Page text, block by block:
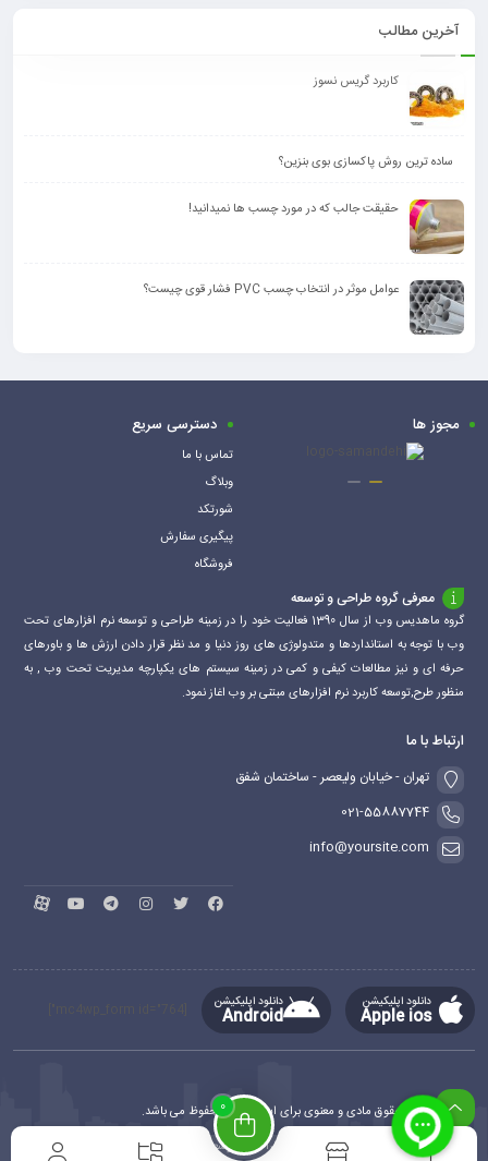
آخرین مطالب
کاربرد گریس نسوز
ساده ترین روش پاکسازی بوی بنزین؟
حقیقت جالب که در مورد چسب ها نمیدانید!
عوامل موثر در انتخاب چسب PVC فشار قوی چیست؟
0
مجوز ها دسترسی سریع
تماس با ما
وبلاگ
شورتکد
پیگیری سفارش
فروشگاه
معرفی گروه طراحی و توسعه
گروه ماهدیس وب از سال 1390 فعالیت خود را در زمینه طراحی و توسعه نرم افزارهای تحت
وب با توجه به استانداردها و متدولوژی های روز دنیا و مد نظر قرار دادن ارزش ها و باورهای
حرفه ای و نیز مطالعات کیفی و کمی در زمینه سیستم های یکپارچه مدیریت تحت وب , به
منظور طرح,توسعه کاربرد نرم افزارهای مبتنی بر وب اغاز نمود.
ارتباط با ما
تهران - خیابان ولیعصر - ساختمان شفق
021-55887744
info@yoursite.com
دانلود اپلیکیشن
Apple ios
دانلود اپلیکیشن
Android
کلیه حقوق مادی و معنوی برای این سایت محفوظ می باشد.
طراحی و توسعه
ماهدیس وب